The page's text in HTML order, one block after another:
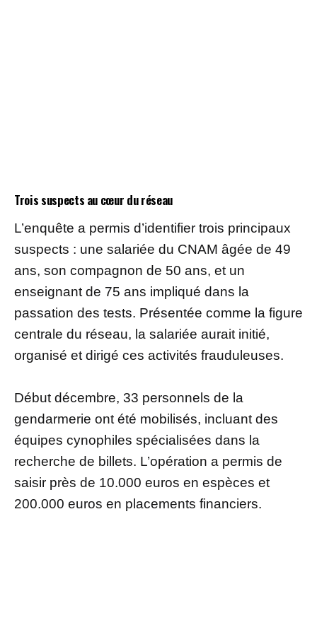
Trois suspects au cœur du réseau
L’enquête a permis d’identifier trois principaux
suspects : une salariée du CNAM âgée de 49
ans, son compagnon de 50 ans, et un
enseignant de 75 ans impliqué dans la
passation des tests. Présentée comme la figure
centrale du réseau, la salariée aurait initié,
organisé et dirigé ces activités frauduleuses.
Début décembre, 33 personnels de la
gendarmerie ont été mobilisés, incluant des
équipes cynophiles spécialisées dans la
recherche de billets. L’opération a permis de
saisir près de 10.000 euros en espèces et
200.000 euros en placements financiers.